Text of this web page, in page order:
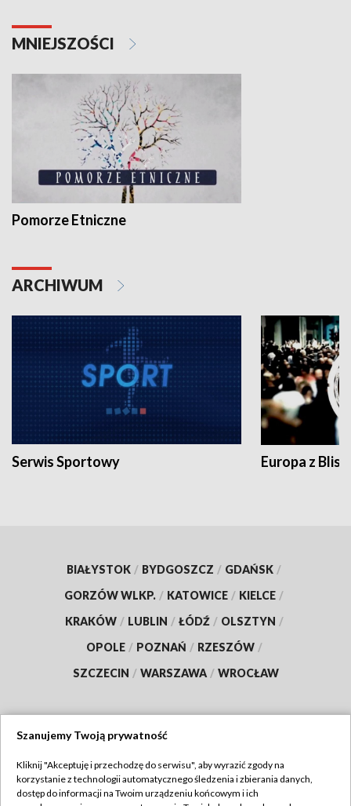
MNIEJSZOŚCI
Pomorze Etniczne
ARCHIWUM
Serwis Sportowy Europa z
BIAŁYSTOK / BYDGOSZCZ / GDAŃSK /
GORZÓW WLKP. / KATOWICE / KIELCE /
KRAKÓW / LUBLIN / ŁÓDŹ / OLSZTYN /
OPOLE / POZNAŃ / RZESZÓW /
SZCZECIN / WARSZAWA / WROCŁAW
TVP
Szanujemy Twoją prywatność
Kliknij "Akceptuję i przechodzę do serwisu", aby wyrazić zgody na
korzystanie z technologii automatycznego śledzenia i zbierania danych,
dostęp do informacji na Twoim urządzeniu końcowym i ich